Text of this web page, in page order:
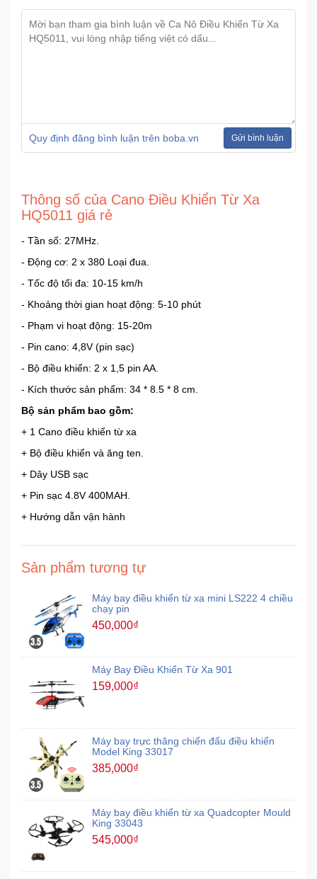
chơi
Dịch
Giải
Voucher
Quy định đăng bình luận trên boba.vn Gửi bình luận
Thông số của Cano Điều Khiển Từ Xa
HQ5011 giá rẻ
- Tần số: 27MHz.
- Động cơ: 2 x 380 Loại đua.
- Tốc độ tối đa: 10-15 km/h
- Khoảng thời gian hoạt động: 5-10 phút
- Phạm vi hoạt động: 15-20m
- Pin cano: 4,8V (pin sạc)
- Bộ điều khiển: 2 x 1,5 pin AA.
- Kích thước sản phẩm: 34 * 8.5 * 8 cm.
Bộ sản phẩm bao gồm:
+ 1 Cano điều khiển từ xa
+ Bộ điều khiển và ăng ten.
+ Dây USB sạc
+ Pin sạc 4.8V 400MAH.
+ Hướng dẫn vận hành
Sản phẩm tương tự
Máy bay điều khiển từ xa mini LS222 4 chiều
chạy pin
450,000₫
Máy Bay Điều Khiển Từ Xa 901
159,000₫
Máy bay trực thăng chiến đấu điều khiển
Model King 33017
385,000₫
Máy bay điều khiển từ xa Quadcopter Mould
King 33043
545,000₫